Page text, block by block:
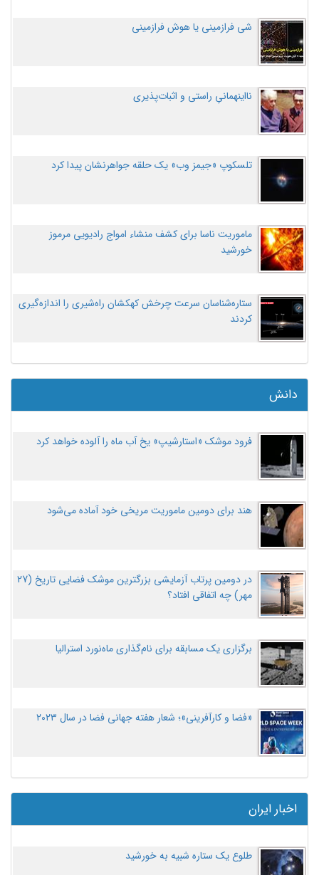
شی فرازمینی یا هوش فرازمینی
نااینهمانیِ راستی و اثبات‌پذیری
تلسکوپ «جیمز وب» یک حلقه جواهرنشان پیدا کرد
ماموریت ناسا برای کشف منشاء امواج رادیویی مرموز
خورشید
ستاره‌شناسان سرعت چرخش کهکشان راه‌شیری را اندازه‌گیری
کردند
دانش
فرود موشک «استارشیپ» یخ آب ماه را آلوده خواهد کرد
هند برای دومین ماموریت مریخی خود آماده می‌شود
در دومین پرتاب آزمایشی بزرگترین موشک فضایی تاریخ (27
مهر‌) چه اتفاقی افتاد؟
برگزاری یک مسابقه برای نام‌گذاری ماه‌نورد استرالیا
«فضا و کارآفرینی»؛ شعار هفته جهانی فضا در سال ۲۰۲۳
اخبار ایران
طلوع یک ستاره شبیه به خورشید